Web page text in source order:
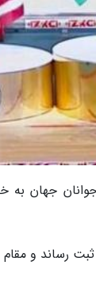
زنان قهرمانی
116دوضرب و مجموع 208